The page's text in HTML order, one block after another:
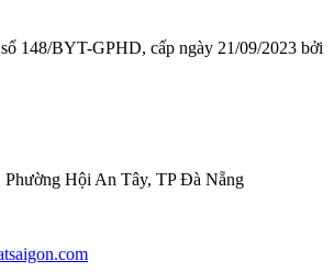
148/BYT-GPHD, cấp ngày 21/09/2023 bởi
Phường Hội An Tây, TP Đà Nẵng